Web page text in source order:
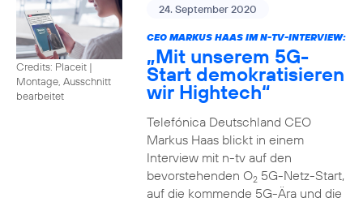
Credits: Placeit |
Montage, Ausschnitt
bearbeitet
24. September 2020
CEO MARKUS HAAS IM N-TV-INTERVIEW:
„Mit unserem 5G-
Start demokratisieren
wir Hightech“
Telefónica Deutschland CEO
Markus Haas blickt in einem
Interview mit n-tv auf den
bevorstehenden O25G-Netz-Start,
auf die kommende 5G-Ära und die